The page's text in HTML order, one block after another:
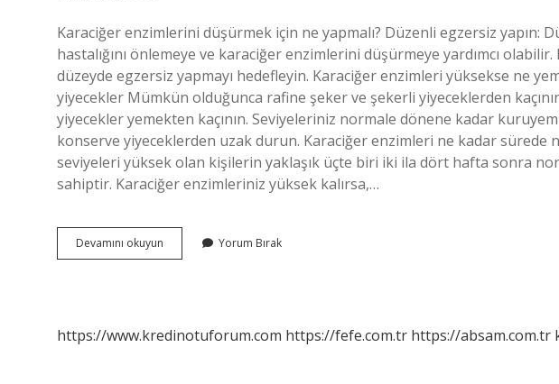
Karaciğer enzimlerini düşürmek için ne yapmalı? Düzenli egzersiz yapın:
hastalığını önlemeye ve karaciğer enzimlerini düşürmeye yardımcı
düzeyde egzersiz yapmayı hedefleyin. Karaciğer enzimleri yüksekse ne
yiyecekler Mümkün olduğunca rafine şeker ve şekerli yiyeceklerden
yiyecekler yemekten kaçının. Seviyeleriniz normale dönene kadar
konserve yiyeceklerden uzak durun. Karaciğer enzimleri ne kadar sürede
seviyeleri yüksek olan kişilerin yaklaşık üçte biri iki ila dört hafta sonra
sahiptir. Karaciğer enzimleriniz yüksek kalırsa,…
Devamını okuyun Karaciğer
Enzim
Yorum Bırak
https://www.kredinotuforum.com https://fefe.com.tr https://absam.com.tr